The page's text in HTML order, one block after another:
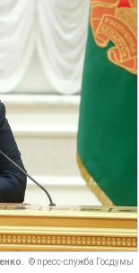
© пресс-служба Госдумы